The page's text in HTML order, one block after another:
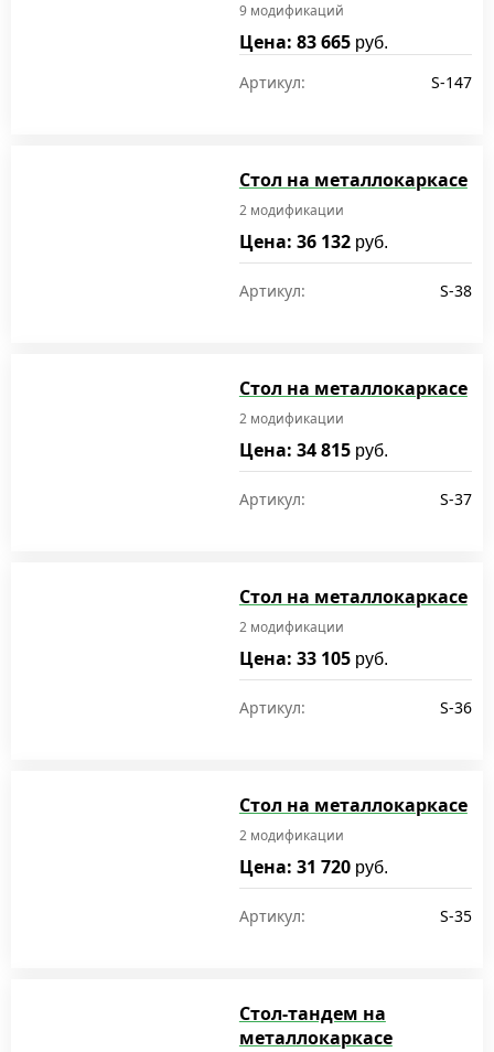
9 модификаций
Цена: 83 665 руб.
Артикул: S-147
Стол на металлокаркасе
2 модификации
Цена: 36 132 руб.
Артикул: S-38
Стол на металлокаркасе
2 модификации
Цена: 34 815 руб.
Артикул: S-37
Стол на металлокаркасе
2 модификации
Цена: 33 105 руб.
Артикул: S-36
Стол на металлокаркасе
2 модификации
Цена: 31 720 руб.
Артикул: S-35
Стол-тандем на
металлокаркасе